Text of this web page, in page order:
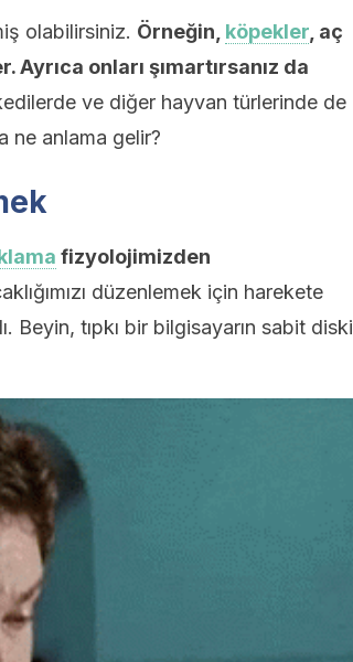
olabilirsiniz. Örneğin, köpekler , aç
onları şımartırsanız da
ve diğer hayvan türlerinde de
ne anlama gelir?
fizyolojimizden
düzenlemek için harekete
Beyin, tıpkı bir bilgisayarın sabit diski